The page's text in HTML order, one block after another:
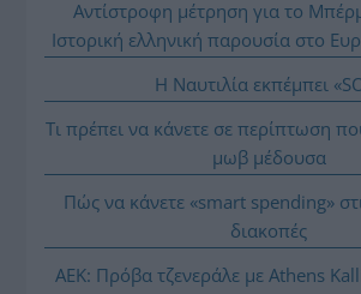
Αντίστροφη μέτρηση για το
Ιστορική ελληνική παρουσία στο
Η Ναυτιλία εκπέμπει
Τι πρέπει να κάνετε σε περίπτωση
μωβ μέδουσα
Πώς να κάνετε «smart spending»
διακοπές
ΑΕΚ: Πρόβα τζενεράλε με Athens